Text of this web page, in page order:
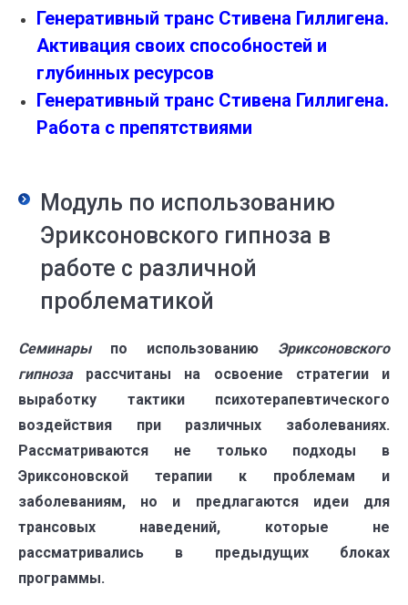
Генеративный транс Стивена Гиллигена.
Активация своих способностей и
глубинных ресурсов
Генеративный транс Стивена Гиллигена.
Работа с препятствиями
Модуль по использованию
Эриксоновского гипноза в
работе с различной
проблематикой
Семинары по использованию Эриксоновского
гипнозарассчитаны на освоение стратегии и
выработку тактики психотерапевтического
воздействия при различных заболеваниях.
Рассматриваются не только подходы в
Эриксоновской терапии к проблемам и
заболеваниям, но и предлагаются идеи для
трансовых наведений, которые не
рассматривались в предыдущих блоках
программы.